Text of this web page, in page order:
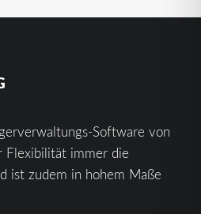
Software von
Flexibilität immer die
ist zudem in hohem Maße